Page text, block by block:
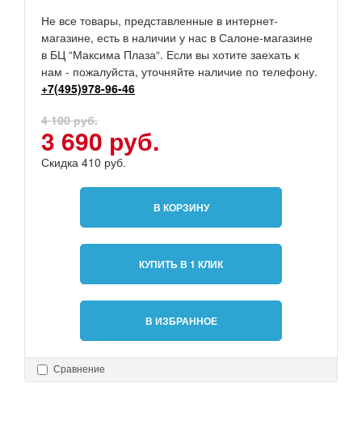
Не все товары, представленные в интернет-
магазине, есть в наличии у нас в Салоне-магазине
в БЦ “Максима Плаза“. Если вы хотите заехать к
нам - пожалуйста, уточняйте наличие по телефону.
+7(495)978-96-46
4 100 руб.
3 690 руб.
Скидка 410 руб.
В КОРЗИНУ
КУПИТЬ В 1 КЛИК
В ИЗБРАННОЕ
Сравнение